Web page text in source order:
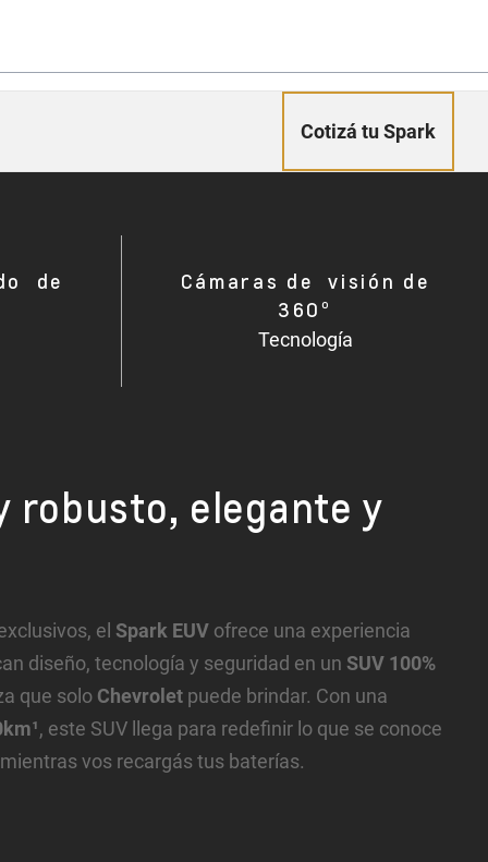
Cotizá tu Spark
de
Cámaras de visión de
360º
Tecnología
robusto, elegante y
el Spark EUVofrece una experiencia
diseño, tecnología y seguridad en un SUV 100%
que solo Chevrolet puede brindar. Con una
, este SUV llega para redefinir lo que se conoce
vos recargás tus baterías.